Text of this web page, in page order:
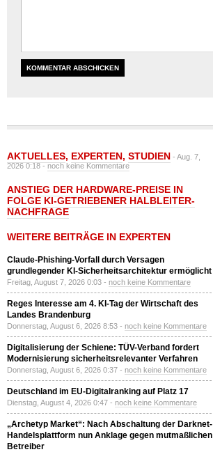
AKTUELLES, EXPERTEN, STUDIEN - Aug. 7,
2026 0:18 -noch keine Kommentare
ANSTIEG DER HARDWARE-PREISE IN
FOLGE KI-GETRIEBENER HALBLEITER-
NACHFRAGE
WEITERE BEITRÄGE IN EXPERTEN
Claude-Phishing-Vorfall durch Versagen
grundlegender KI-Sicherheitsarchitektur ermöglicht
Freitag, August 7, 2026 0:03 - noch keine Kommentare
Reges Interesse am 4. KI-Tag der Wirtschaft des
Landes Brandenburg
Donnerstag, August 6, 2026 8:53 - noch keine Kommentare
Digitalisierung der Schiene: TÜV-Verband fordert
Modernisierung sicherheitsrelevanter Verfahren
Donnerstag, August 6, 2026 0:37 - noch keine Kommentare
Deutschland im EU-Digitalranking auf Platz 17
Dienstag, August 4, 2026 0:47 - noch keine Kommentare
„Archetyp Market“: Nach Abschaltung der Darknet-
Handelsplattform nun Anklage gegen mutmaßlichen
Betreiber